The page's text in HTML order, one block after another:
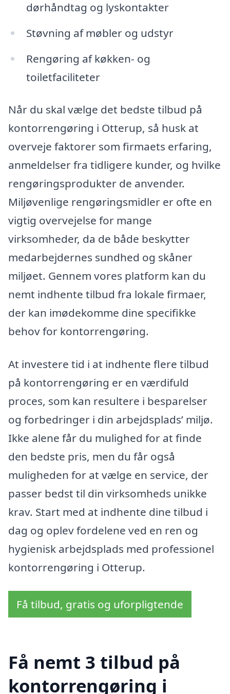
dørhåndtag og lyskontakter
Støvning af møbler og udstyr
Rengøring af køkken- og
toiletfaciliteter
Når du skal vælge det bedste tilbud på
kontorrengøring i Otterup, så husk at
overveje faktorer som firmaets erfaring,
anmeldelser fra tidligere kunder, og hvilke
rengøringsprodukter de anvender.
Miljøvenlige rengøringsmidler er ofte en
vigtig overvejelse for mange
virksomheder, da de både beskytter
medarbejdernes sundhed og skåner
miljøet. Gennem vores platform kan du
nemt indhente tilbud fra lokale firmaer,
der kan imødekomme dine specifikke
behov for kontorrengøring.
At investere tid i at indhente flere tilbud
på kontorrengøring er en værdifuld
proces, som kan resultere i besparelser
og forbedringer i din arbejdsplads’ miljø.
Ikke alene får du mulighed for at finde
den bedste pris, men du får også
muligheden for at vælge en service, der
passer bedst til din virksomheds unikke
krav. Start med at indhente dine tilbud i
dag og oplev fordelene ved en ren og
hygienisk arbejdsplads med professionel
kontorrengøring i Otterup.
Få tilbud, gratis og uforpligtende
Få nemt 3 tilbud på
kontorrengøring i